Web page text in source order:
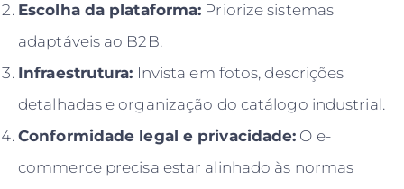
Escolha da plataforma: Priorize sistemas
adaptáveis ao B2B.
Infraestrutura: Invista em fotos, descrições
detalhadas e organização do catálogo industrial.
Conformidade legal e privacidade: O e-
commerce precisa estar alinhado às normas